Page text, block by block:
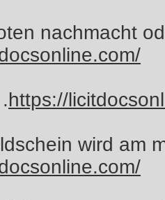
nachmacht
https://
wird am